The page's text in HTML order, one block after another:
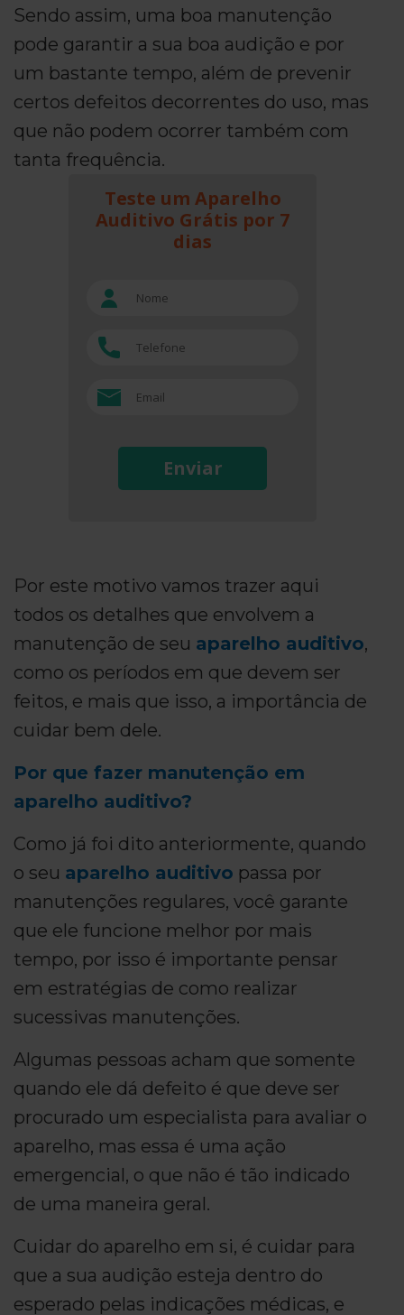
Sendo assim, uma boa manutenção
pode garantir a sua boa audição e por
um bastante tempo, além de prevenir
certos defeitos decorrentes do uso, mas
que não podem ocorrer também com
tanta frequência.
Teste um Aparelho
Auditivo Grátis por 7
dias
Enviar
Por este motivo vamos trazer aqui
todos os detalhes que envolvem a
manutenção de seu aparelho auditivo,
como os períodos em que devem ser
feitos, e mais que isso, a importância de
cuidar bem dele.
Por que fazer manutenção em
aparelho auditivo?
Como já foi dito anteriormente, quando
o seu aparelho auditivo passa por
manutenções regulares, você garante
que ele funcione melhor por mais
tempo, por isso é importante pensar
em estratégias de como realizar
sucessivas manutenções.
Algumas pessoas acham que somente
quando ele dá defeito é que deve ser
procurado um especialista para avaliar o
aparelho, mas essa é uma ação
emergencial, o que não é tão indicado
de uma maneira geral.
Cuidar do aparelho em si, é cuidar para
que a sua audição esteja dentro do
esperado pelas indicações médicas, e